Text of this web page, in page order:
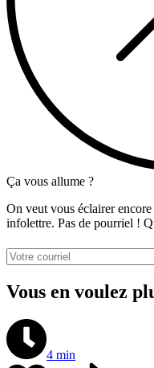
Ça vous allume ?
On veut vous éclairer
infolettre. Pas de pourriel !
Vous en voulez
4 min